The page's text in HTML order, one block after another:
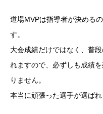
道場MVPは指導者が決める
す。
大会成績だけではなく、普
れますので、必ずしも成績
りません。
本当に頑張った選手が選ば